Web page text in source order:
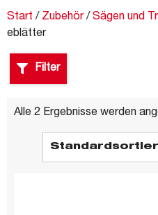
Start / Zubehör/ Sägen und
eblätter
Filter
Alle 2 Ergebnisse werden